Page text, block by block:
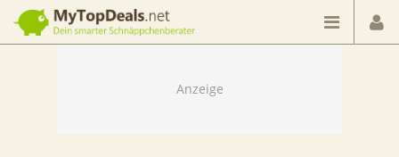
Dein smarter Schnäppchenberater